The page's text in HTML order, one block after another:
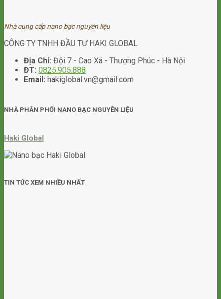
Nhà cung cấp nano bạc nguyên liệu
CÔNG TY TNHH ĐẦU TƯ HAKI GLOBAL
Địa Chỉ: Đội 7 - Cao Xá - Thượng Phúc - Hà Nội
ĐT: 0825.905.888
Email: hakiglobal.vn@gmail.com
NHÀ PHÂN PHỐI NANO BẠC NGUYÊN LIỆU
Haki Global
TIN TỨC XEM NHIỀU NHẤT